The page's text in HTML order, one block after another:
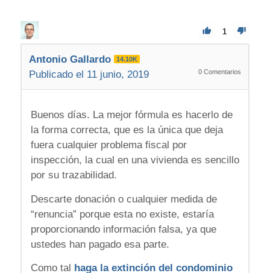
1
Antonio Gallardo 14.10K
Publicado el 11 junio, 2019 0 Comentarios
Buenos días. La mejor fórmula es hacerlo de
la forma correcta, que es la única que deja
fuera cualquier problema fiscal por
inspección, la cual en una vivienda es sencillo
por su trazabilidad.
Descarte donación o cualquier medida de
“renuncia” porque esta no existe, estaría
proporcionando información falsa, ya que
ustedes han pagado esa parte.
Como tal haga la extinción del condominio